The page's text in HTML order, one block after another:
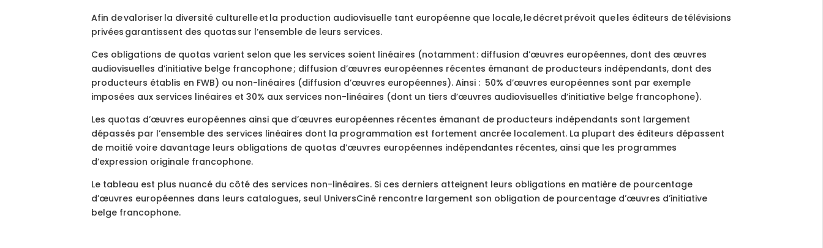
Afin de valoriser la diversité culturelle et la production audiovisuelle tant européenne que locale, le décret prévoit que les éditeurs de télévisions
privées garantissent des quotas sur l’ensemble de leurs services.
Ces obligations de quotas varient selon que les services soient linéaires (notamment : diffusion d’œuvres européennes, dont des œuvres
audiovisuelles d’initiative belge francophone​ ; diffusion d’œuvres européennes récentes émanant de producteurs indépendants, dont des
producteurs établis en FWB) ou non-linéaires (diffusion d’œuvres européennes)​. Ainsi : 50% d’œuvres européennes sont par exemple
imposées aux services linéaires et 30% aux services non-linéaires (dont un tiers d’œuvres audiovisuelles d’initiative belge francophone).
Les quotas d’œuvres européennes ainsi que d’œuvres européennes récentes émanant de producteurs indépendants sont largement
dépassés par l’ensemble des services linéaires dont la programmation est fortement ancrée localement. La plupart des éditeurs dépassent
de moitié voire davantage leurs obligations de quotas d’œuvres européennes indépendantes récentes, ainsi que les programmes
d’expression originale francophone.
Le tableau est plus nuancé du côté des services non-linéaires. Si ces derniers atteignent leurs obligations en matière de pourcentage
d’œuvres européennes dans leurs catalogues, seul UniversCiné rencontre largement son obligation de pourcentage d’œuvres d’initiative
belge francophone.